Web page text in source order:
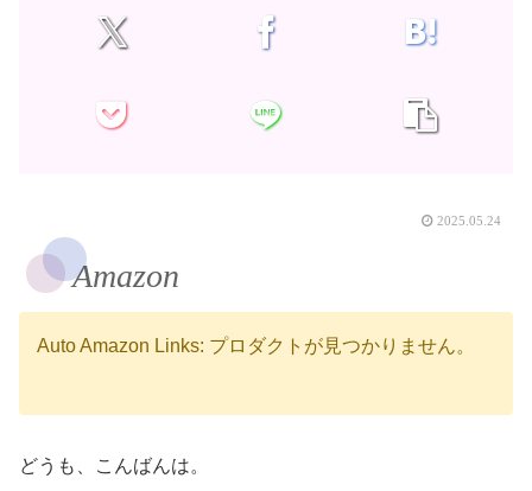
2025.05.24
Amazon
Auto Amazon Links: プロダクトが見つかりません。
どうも、こんばんは。